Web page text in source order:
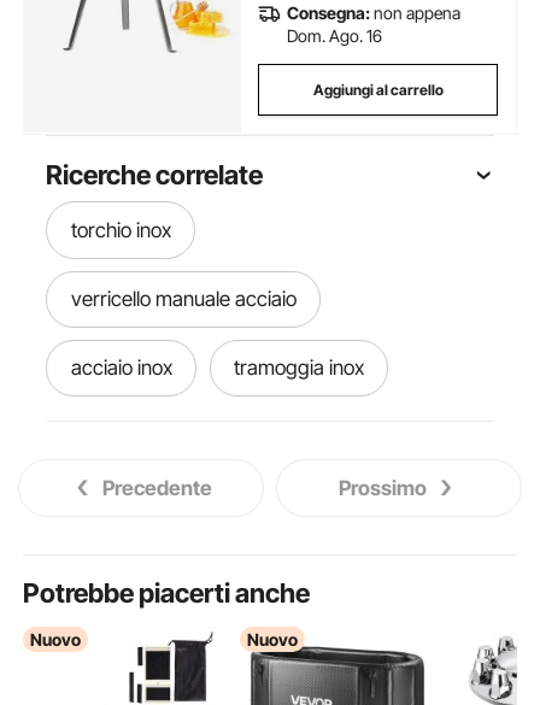
Consegna:non appena
Dom. Ago. 16
Aggiungi al carrello
Ricerche correlate
torchio inox
verricello manuale acciaio
acciaio inox tramoggia inox
sportelli inox 89 inox
Precedente Prossimo
Potrebbe piacerti anche
Nuovo Nuovo